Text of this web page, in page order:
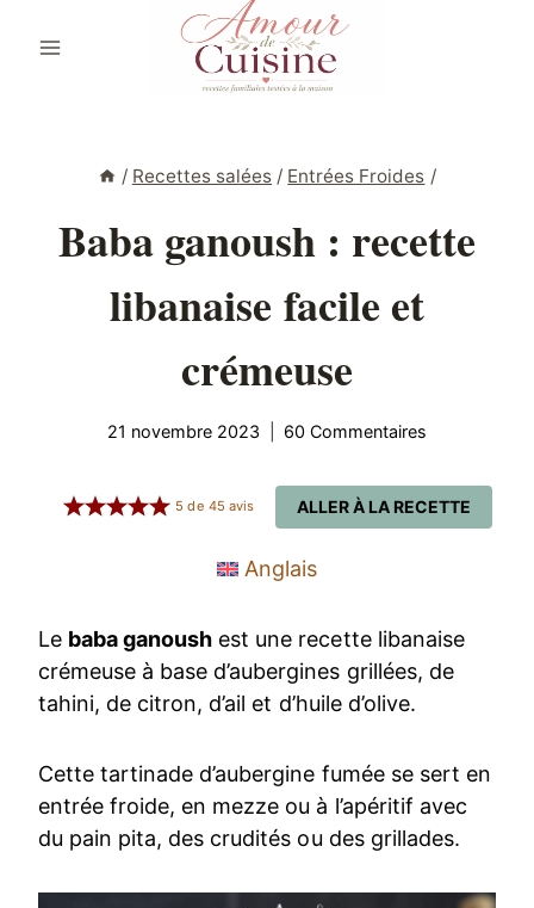
/ Recettes salées / Entrées Froides /
Baba ganoush : recette
libanaise facile et
crémeuse
21 novembre 2023 60 Commentaires
ALLER À LA RECETTE
5 de 45 avis
Anglais
Le baba ganoush est une recette libanaise
crémeuse à base d’aubergines grillées, de
tahini, de citron, d’ail et d’huile d’olive.
Cette tartinade d’aubergine fumée se sert en
entrée froide, en mezze ou à l’apéritif avec
du pain pita, des crudités ou des grillades.